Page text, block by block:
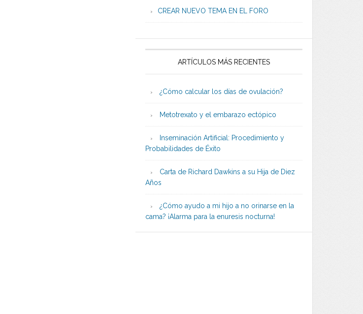
CREAR NUEVO TEMA EN EL FORO
ARTÍCULOS MÁS RECIENTES
¿Cómo calcular los días de ovulación?
Metotrexato y el embarazo ectópico
Inseminación Artificial: Procedimiento y
Probabilidades de Éxito
Carta de Richard Dawkins a su Hija de Diez
Años
¿Cómo ayudo a mi hijo a no orinarse en la
cama? ¡Alarma para la enuresis nocturna!